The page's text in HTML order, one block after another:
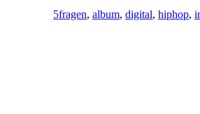
5fragen, album, digital, hiphop,